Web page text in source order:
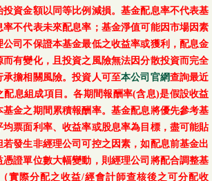
資金額以同等比例減損。基金配息率不代表基
不代表未來配息率；基金淨值可能因市場因素
司不保證本基金最低之收益率或獲利，配息金
有變化，且投資之風險無法因分散投資而完全
擔相關風險。投資人可至本公司官網查詢最近
配息組成項目。各期間報酬率(含息)是假設收益
金之期間累積報酬率。基金配息將優先參考基
票面利率、收益率或股息率為目標，盡可能貼
發生非經理公司可控之因素，如配息前基金出
證單位數大幅變動，則經理公司將配合調整基
實際分配之收益/經會計師查核後之可分配收